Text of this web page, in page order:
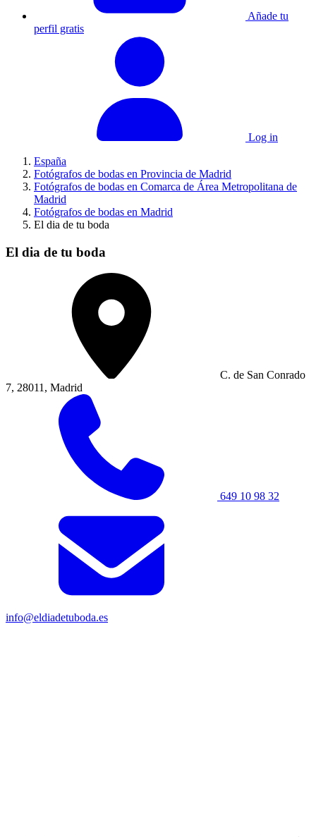
Añade tu
perfil gratis
Log in
España
Fotógrafos de bodas en Provincia de Madrid
Fotógrafos de bodas en Comarca de Área Metropolitana de
Madrid
Fotógrafos de bodas en Madrid
El dia de tu boda
El dia de tu boda
C. de San Conrado
7, 28011, Madrid
649 10 98 32
info@eldiadetuboda.es